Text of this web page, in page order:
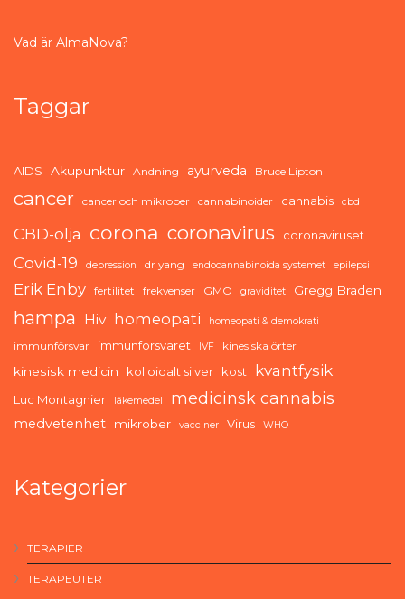
Vad är AlmaNova?
Taggar
AIDS Akupunktur Andning ayurveda Bruce Lipton
cancer cancer och mikrober cannabinoider cannabis cbd
CBD-olja corona coronavirus coronaviruset
Covid-19 depression dr yang endocannabinoida systemet epilepsi
Erik Enby fertilitet frekvenser GMO graviditet Gregg Braden
hampa Hiv homeopati homeopati & demokrati
immunförsvar immunförsvaret IVF kinesiska örter
kinesisk medicin kolloidalt silver kost kvantfysik
Luc Montagnier läkemedel medicinsk cannabis
medvetenhet mikrober vacciner Virus WHO
Kategorier
TERAPIER
TERAPEUTER